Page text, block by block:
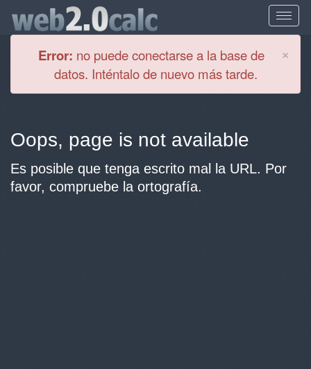
×
Error: no puede conectarse a la base de
datos. Inténtalo de nuevo más tarde.
Oops, page is not available
Es posible que tenga escrito mal la URL. Por
favor, compruebe la ortografía.